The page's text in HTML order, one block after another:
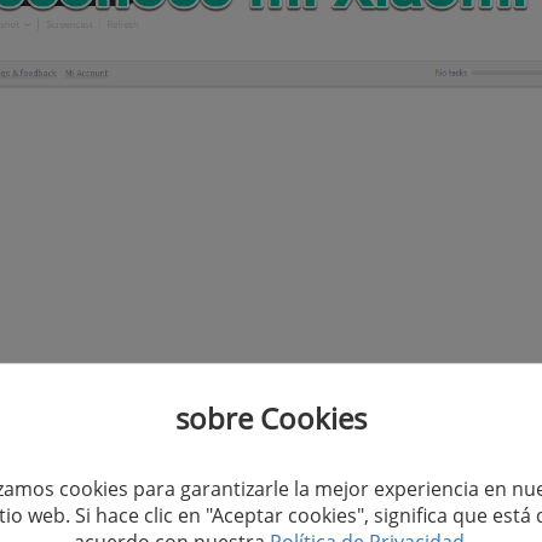
1. Activa la opción de desarrollador en Xiaomi
sobre Cookies
cookies para garantizarle la mejor experiencia en
web. Si hace clic en "Aceptar cookies", significa que está